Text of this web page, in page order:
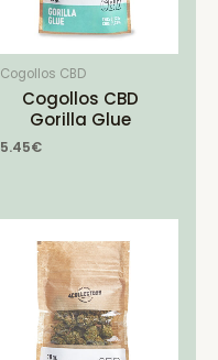
Cogollos CBD
Cogollos CBD
Gorilla Glue
5.45€